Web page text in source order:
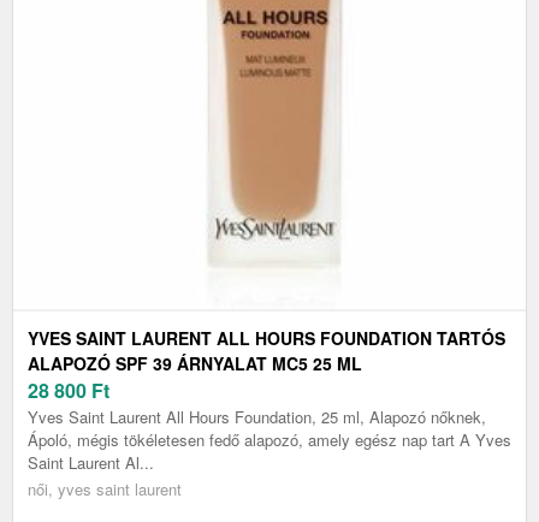
YVES SAINT LAURENT ALL HOURS FOUNDATION TARTÓS
ALAPOZÓ SPF 39 ÁRNYALAT MC5 25 ML
28 800 Ft
Yves Saint Laurent All Hours Foundation, 25 ml, Alapozó nőknek,
Ápoló, mégis tökéletesen fedő alapozó, amely egész nap tart A Yves
Saint Laurent Al...
női, yves saint laurent